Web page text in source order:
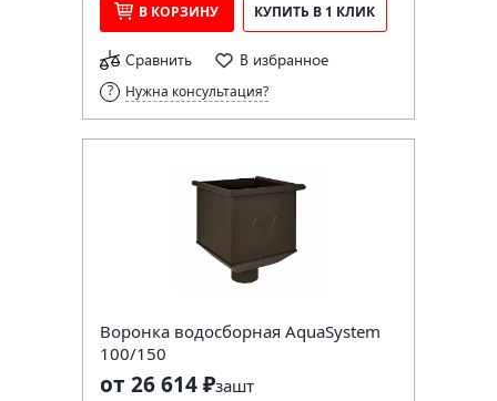
В КОРЗИНУ КУПИТЬ В 1 КЛИК
Сравнить В избранное
Нужна консультация?
Воронка водосборная AquaSystem
100/150
от 26 614 ₽зашт